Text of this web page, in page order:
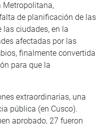
Metropolitana,
de planificación de las
ciudades, en la
afectadas por las
finalmente convertida
para que la
extraordinarias, una
pública (en Cusco).
aprobado, 27 fueron